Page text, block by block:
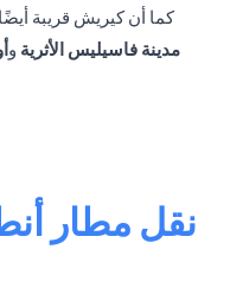
كما أن كيريش قريبة
مدينة فاسيليس الأثرية و
نقل مطار